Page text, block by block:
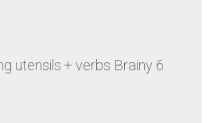
utensils + verbs Brainy 6